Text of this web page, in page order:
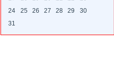
24
25 26 27 28 29
30
31